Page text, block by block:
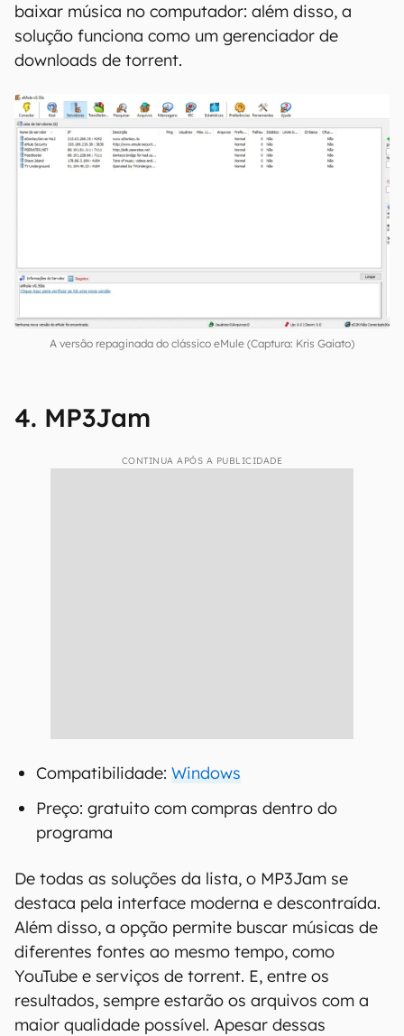
baixar música no computador: além disso, a
solução funciona como um gerenciador de
downloads de torrent.
A versão repaginada do clássico eMule (Captura: Kris Gaiato)
4. MP3Jam
CONTINUA APÓS A PUBLICIDADE
Compatibilidade: Windows
Preço: gratuito com compras dentro do
programa
De todas as soluções da lista, o MP3Jam se
destaca pela interface moderna e descontraída.
Além disso, a opção permite buscar músicas de
diferentes fontes ao mesmo tempo, como
YouTube e serviços de torrent. E, entre os
resultados, sempre estarão os arquivos com a
maior qualidade possível. Apesar dessas